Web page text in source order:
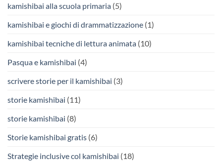
kamishibai alla scuola primaria (5)
kamishibai e giochi di drammatizzazione (1)
kamishibai tecniche di lettura animata (10)
Pasqua e kamishibai (4)
scrivere storie per il kamishibai (3)
storie kamishibai (11)
storie kamishibai (8)
Storie kamishibai gratis (6)
Strategie inclusive col kamishibai (18)